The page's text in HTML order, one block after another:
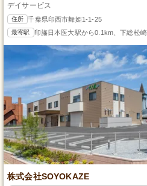
デイサービス
住所 千葉県印西市舞姫1-1-25
最寄駅 印旛日本医大駅から0.1km、下総松
株式会社SOYOKAZE